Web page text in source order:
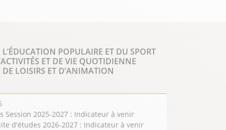
L’ÉDUCATION POPULAIRE ET DU SPORT
ET DE VIE QUOTIDIENNE
LOISIRS ET D’ANIMATION
Session 2025-2027 : Indicateur à venir
d'études 2026-2027 : Indicateur à venir